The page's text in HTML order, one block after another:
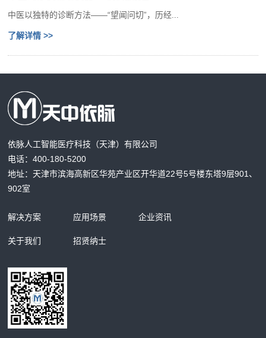
中医以独特的诊断方法——“望闻问切”，历经...
了解详情 >>
依脉人工智能医疗科技（天津）有限公司
电话：400-180-5200
地址：天津市滨海高新区华苑产业区开华道22号5号楼东塔9层901、
902室
解决方案 应用场景 企业资讯
关于我们 招贤纳士